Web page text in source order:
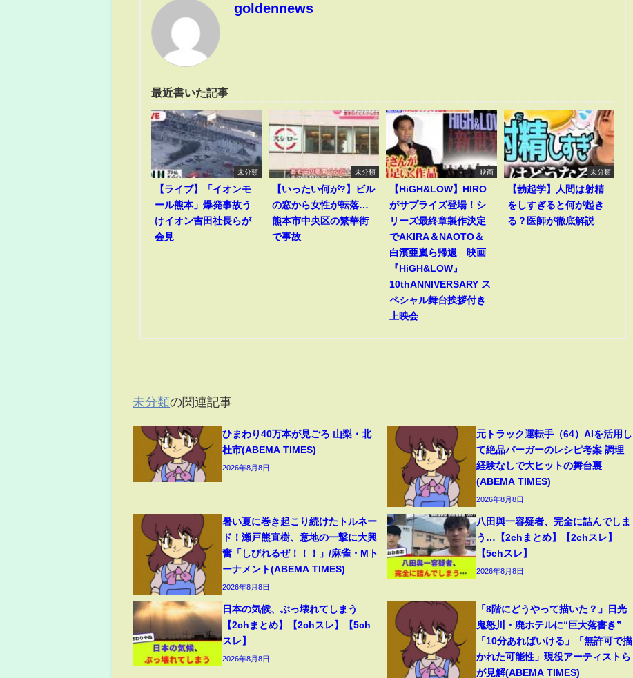
goldennews
最近書いた記事
未分類
【ライブ】「イオンモ
ール熊本」爆発事故う
けイオン吉田社長らが
会見
未分類
【いったい何が?】ビル
の窓から女性が転落…
熊本市中央区の繁華街
で事故
映画
【HiGH&LOW】HIRO
がサプライズ登場！シ
リーズ最終章製作決定
でAKIRA＆NAOTO＆
白濱亜嵐ら帰還 映画
『HiGH&LOW』
10thANNIVERSARY ス
ペシャル舞台挨拶付き
上映会
未分類
【勃起学】人間は射精
をしすぎると何が起き
る？医師が徹底解説
未分類の関連記事
ひまわり40万本が見ごろ 山梨・北
杜市(ABEMA TIMES)
2026年8月8日
元トラック運転手（64）AIを活用し
て絶品バーガーのレシピ考案 調理
経験なしで大ヒットの舞台裏
(ABEMA TIMES)
2026年8月8日
暑い夏に巻き起こり続けたトルネー
ド！瀬戸熊直樹、意地の一撃に大興
奮「しびれるぜ！！！」/麻雀・Mト
ーナメント(ABEMA TIMES)
2026年8月8日
八田與一容疑者、完全に詰んでしま
う…【2chまとめ】【2chスレ】
【5chスレ】
2026年8月8日
日本の気候、ぶっ壊れてしまう
【2chまとめ】【2chスレ】【5ch
スレ】
2026年8月8日
「8階にどうやって描いた？」日光
鬼怒川・廃ホテルに“巨大落書き”
「10分あればいける」「無許可で描
かれた可能性」現役アーティストら
が見解(ABEMA TIMES)